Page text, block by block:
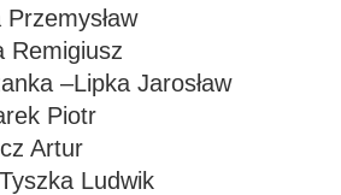
Remigiusz
–Lipka Jarosław
Piotr
Artur
Ludwik